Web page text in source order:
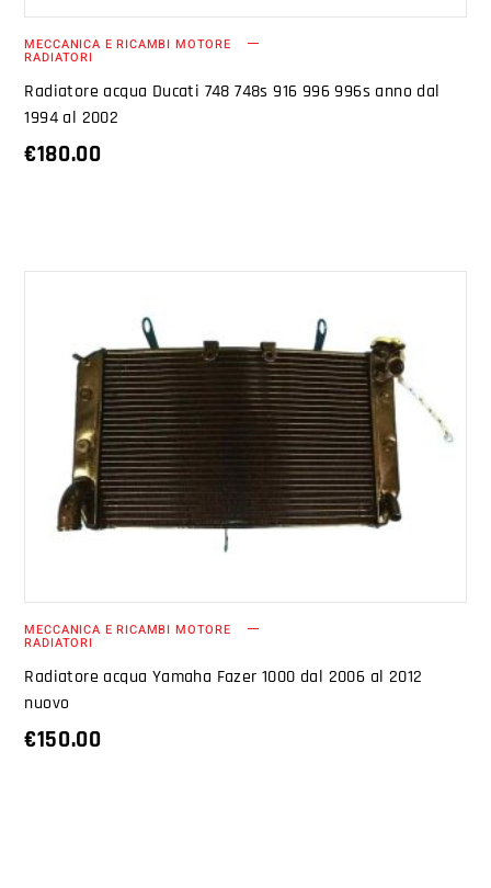
MECCANICA E RICAMBI MOTORE
RADIATORI
Radiatore acqua Ducati 748 748s 916 996 996s anno dal
1994 al 2002
€180.00
AGGIUNGI AL CARRELLO
MECCANICA E RICAMBI MOTORE
RADIATORI
Radiatore acqua Yamaha Fazer 1000 dal 2006 al 2012
nuovo
€150.00